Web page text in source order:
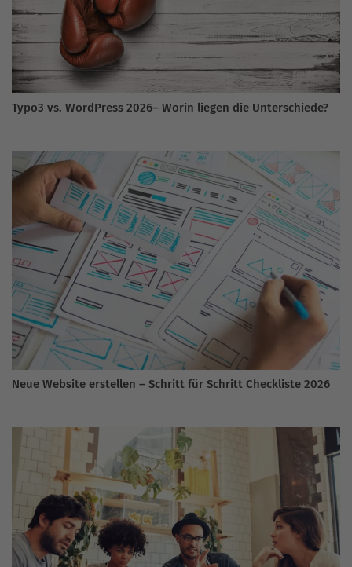
Typo3 vs. WordPress 2026– Worin liegen die Unterschiede?
Neue Website erstellen – Schritt für Schritt Checkliste 2026